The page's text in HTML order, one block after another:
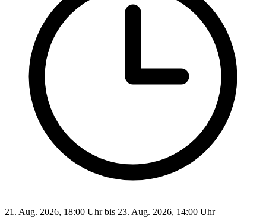
21. Aug. 2026, 18:00 Uhr bis 23. Aug. 2026, 14:00 Uhr